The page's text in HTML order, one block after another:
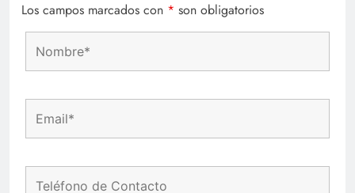
Los campos marcados con * son obligatorios